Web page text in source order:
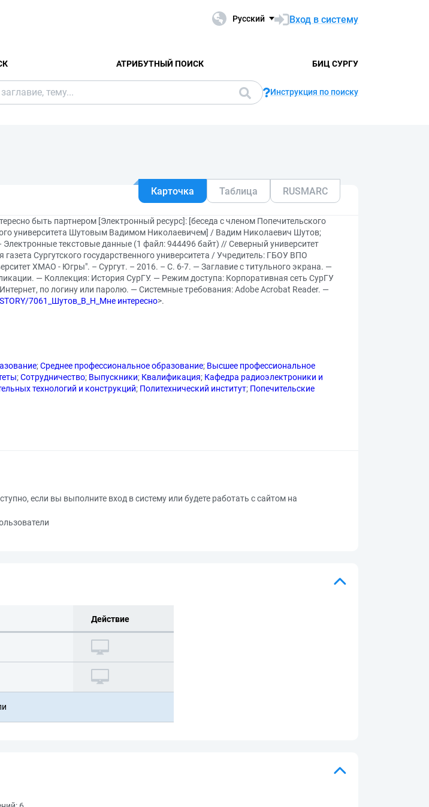
Русский Вход в систему
АТРИБУТНЫЙ ПОИСК БИЦ СУРГУ
Инструкция по поиску
Карточка Таблица RUSMARC
быть партнером [Электронный ресурс]: [беседа с членом Попечительского
университета Шутовым Вадимом Николаевичем] / Вадим Николаевич Шутов;
текстовые данные (1 файл: 944496 байт) // Северный университет
Сургутского государственного университета / Учредитель: ГБОУ ВПО
ХМАО - Югры". – Сургут. – 2016. – С. 6-7. — Заглавие с титульного экрана. —
— Коллекция: История СурГУ. — Режим доступа: Корпоративная сеть СурГУ
по логину или паролю. — Системные требования: Adobe Acrobat Reader. —
7061_Шутов_В_Н_Мне интересно>.
;Среднее профессиональное образование; Высшее профессиональное
;Сотрудничество; Выпускники; Квалификация; Кафедра радиоэлектроники и
технологий и конструкций; Политехнический институт; Попечительские
если вы выполните вход в систему или будете работать с сайтом на
Действие